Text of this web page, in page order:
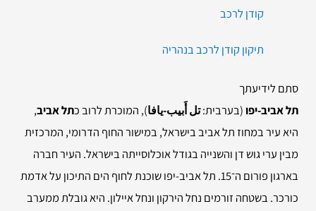
קודן לרכב
תיקון קודן לרכב בנהריה
סתם לידיעתך
תל אביב-יפו(בערבית:تل أَبيب-يافا), המוכרת לרוב כתל אביב,
היא עיר במחוז תל אביב בישראל, במישור החוף הדרומי, המרכזית
מבין ערי גוש דן והשנייה בגודל אוכלוסייתה בישראל. העיר חברה
בארגון פורום ה־15. תל אביב-יפו שוכנת לחוף הים התיכון על אדמת
כורכר. בשטחה זורמים נחל הירקון ונחל איילון. היא גובלת ממערב